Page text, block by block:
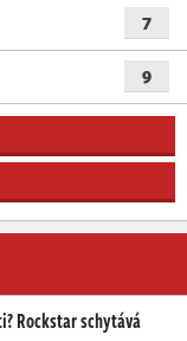
7
9
Rockstar schytává